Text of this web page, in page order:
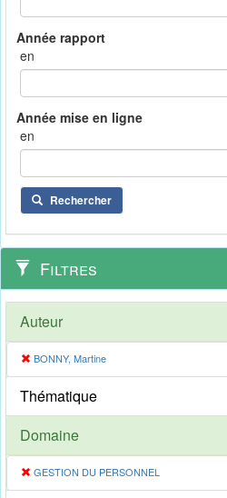
en
en
Rechercher
Filtres
Auteur
BONNY, Martine
Thématique
Domaine
GESTION DU PERSONNEL